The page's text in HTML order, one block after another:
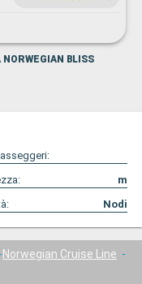
BLISS
m
Nodi
Norwegian Cruise Line